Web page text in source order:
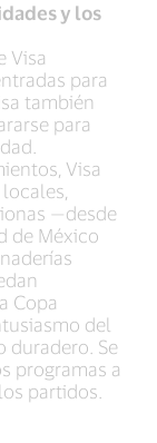
y los
Visa
para
también
para
Visa
—desde
de México
Copa
del
duradero. Se
programas a
partidos.